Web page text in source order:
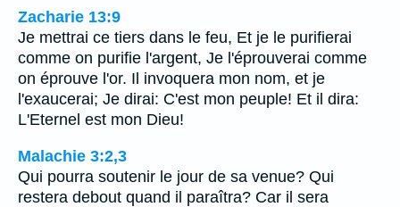
Zacharie 13:9
Je mettrai ce tiers dans le feu, Et je le purifierai
comme on purifie l'argent, Je l'éprouverai comme
on éprouve l'or. Il invoquera mon nom, et je
l'exaucerai; Je dirai: C'est mon peuple! Et il dira:
L'Eternel est mon Dieu!
Malachie 3:2,3
Qui pourra soutenir le jour de sa venue? Qui
restera debout quand il paraîtra? Car il sera